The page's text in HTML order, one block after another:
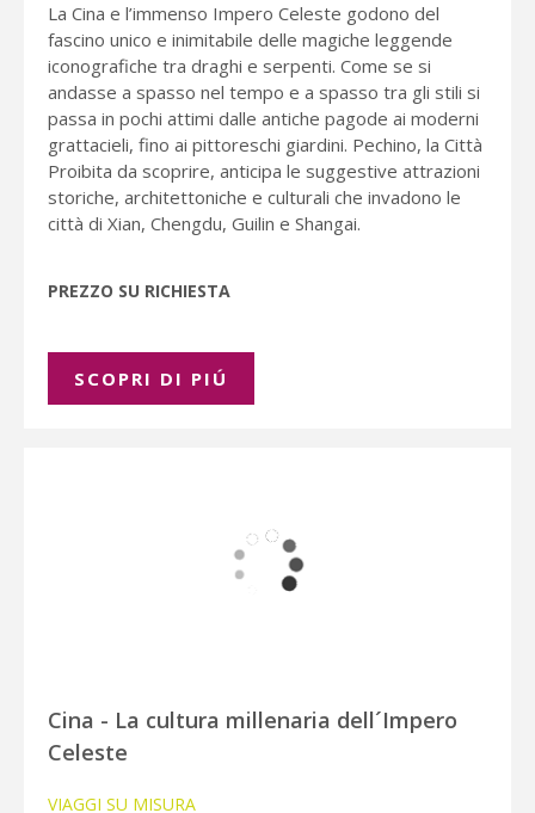
La Cina e l’immenso Impero Celeste godono del
fascino unico e inimitabile delle magiche leggende
iconografiche tra draghi e serpenti. Come se si
andasse a spasso nel tempo e a spasso tra gli stili si
passa in pochi attimi dalle antiche pagode ai moderni
grattacieli, fino ai pittoreschi giardini. Pechino, la Città
Proibita da scoprire, anticipa le suggestive attrazioni
storiche, architettoniche e culturali che invadono le
città di Xian, Chengdu, Guilin e Shangai.
PREZZO SU RICHIESTA
SCOPRI DI PIÚ
Cina - La cultura millenaria dell´Impero
Celeste
VIAGGI SU MISURA